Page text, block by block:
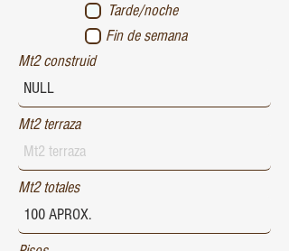
Tarde/noche
Fin de semana
Mt2 construid
Mt2 terraza
Mt2 totales